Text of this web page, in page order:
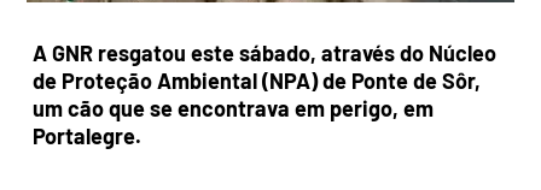
A GNR resgatou este sábado, através do Núcleo
de Proteção Ambiental (NPA)de Ponte de Sôr,
um cão que se encontrava em perigo, em
Portalegre.